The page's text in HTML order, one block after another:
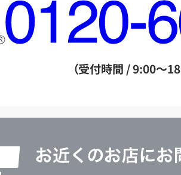
フ
リ
ー
ル
（受付時間 / 9:00～